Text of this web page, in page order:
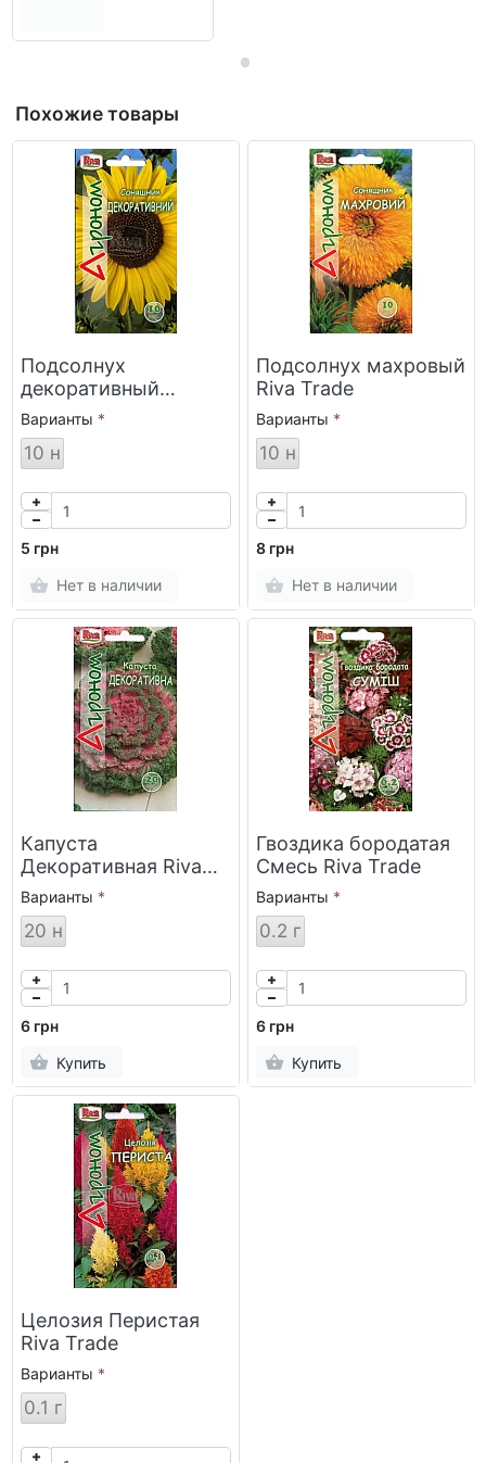
Похожие товары
Подсолнух
декоративный
низкий Riva Trade
Варианты
10 н
5 грн
Нет в наличии
Подсолнух махровый
Riva Trade
Варианты
10 н
8 грн
Нет в наличии
Капуста
Декоративная Riva
Trade
Варианты
20 н
6 грн
Купить
Гвоздика бородатая
Смесь Riva Trade
Варианты
0.2 г
6 грн
Купить
Целозия Перистая
Riva Trade
Варианты
0.1 г